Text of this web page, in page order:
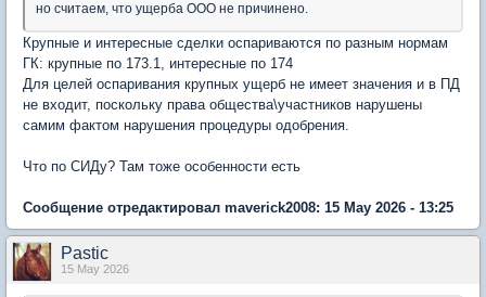
но считаем, что ущерба ООО не причинено.
Крупные и интересные сделки оспариваются по разным нормам
ГК: крупные по 173.1, интересные по 174
Для целей оспаривания крупных ущерб не имеет значения и в ПД
не входит, поскольку права общества\участников нарушены
самим фактом нарушения процедуры одобрения.
Что по СИДу? Там тоже особенности есть
Сообщение отредактировал maverick2008: 15 May 2026 - 13:25
Pastic
15 May 2026